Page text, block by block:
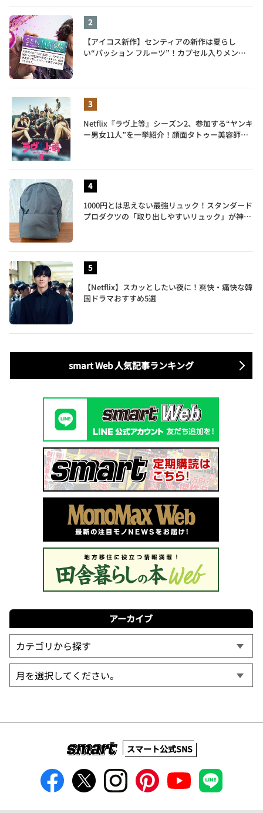
【アイコス新作】センティアの新作は夏らし
い“パッション フルーツ”！カプセル入りメンソ
Netflix『ラヴ上等』シーズン2、参加する“ヤンキ
ー男女11人”を一挙紹介！顔面タトゥー美容師、
1000円とは思えない最強リュック！スタンダード
プロダクツの「取り出しやすいリュック」が神す
【Netflix】スカッとしたい夜に！爽快・痛快な韓
国ドラマおすすめ5選
smart Web 人気記事ランキング
アーカイブ
スマート公式SNS